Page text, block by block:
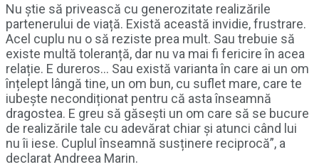
Nu știe să privească cu generozitate realizările
partenerului de viață. Există această invidie, frustrare.
Acel cuplu nu o să reziste prea mult. Sau trebuie să
existe multă toleranță, dar nu va mai fi fericire în acea
relație. E dureros… Sau există varianta în care ai un om
înțelept lângă tine, un om bun, cu suflet mare, care te
iubește necondiționat pentru că asta înseamnă
dragostea. E greu să găsești un om care să se bucure
de realizările tale cu adevărat chiar și atunci când lui
nu îi iese. Cuplul înseamnă susținere reciprocă”, a
declarat Andreea Marin.